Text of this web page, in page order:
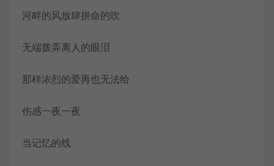
河畔的风放肆拼命的吹
无端拨弄离人的眼泪
那样浓烈的爱再也无法给
伤感一夜一夜
当记忆的线